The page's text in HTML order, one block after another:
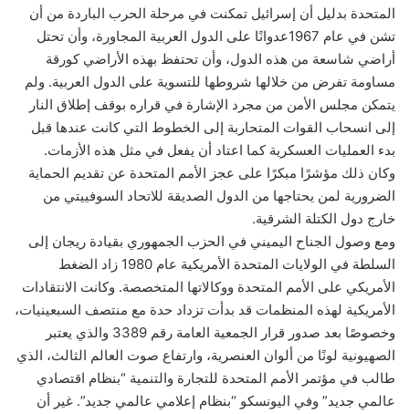
المتحدة بدليل أن إسرائيل تمكنت في مرحلة الحرب الباردة من أن
تشن في عام 1967عدوانًا على الدول العربية المجاورة، وأن تحتل
أراضي شاسعة من هذه الدول، وأن تحتفظ بهذه الأراضي كورقة
مساومة تفرض من خلالها شروطها للتسوية على الدول العربية. ولم
يتمكن مجلس الأمن من مجرد الإشارة في قراره بوقف إطلاق النار
إلى انسحاب القوات المتحاربة إلى الخطوط التي كانت عندها قبل
بدء العمليات العسكرية كما اعتاد أن يفعل في مثل هذه الأزمات.
وكان ذلك مؤشرًا مبكرًا على عجز الأمم المتحدة عن تقديم الحماية
الضرورية لمن يحتاجها من الدول الصديقة للاتحاد السوفييتي من
خارج دول الكتلة الشرقية.
ومع وصول الجناح اليميني في الحزب الجمهوري بقيادة ريجان إلى
السلطة في الولايات المتحدة الأمريكية عام 1980 زاد الضغط
الأمريكي على الأمم المتحدة ووكالاتها المتخصصة. وكانت الانتقادات
الأمريكية لهذه المنظمات قد بدأت تزداد حدة مع منتصف السبعينيات،
وخصوصًا بعد صدور قرار الجمعية العامة رقم 3389 والذي يعتبر
الصهيونية لونًا من ألوان العنصرية، وارتفاع صوت العالم الثالث، الذي
طالب في مؤتمر الأمم المتحدة للتجارة والتنمية “بنظام اقتصادي
عالمي جديد” وفي اليونسكو “بنظام إعلامي عالمي جديد”. غير أن